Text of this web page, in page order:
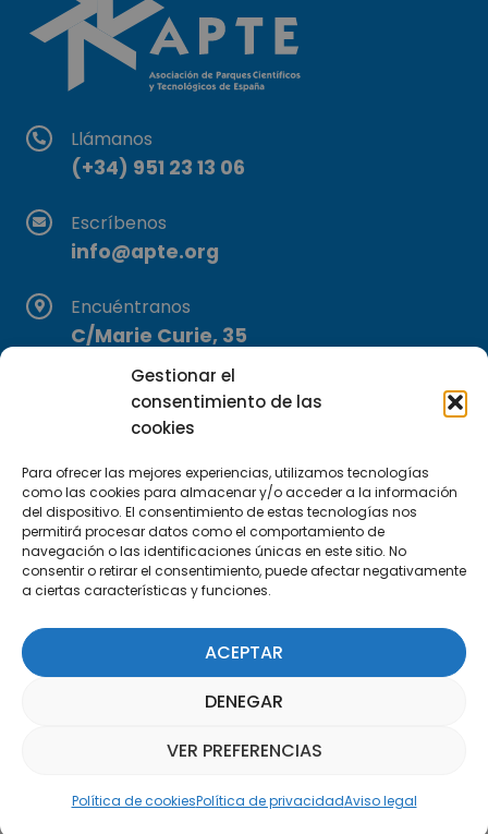
Gestionar el
consentimiento de las
cookies
Para ofrecer las mejores experiencias, utilizamos tecnologías
como las cookies para almacenar y/o acceder a la información
del dispositivo. El consentimiento de estas tecnologías nos
permitirá procesar datos como el comportamiento de
navegación o las identificaciones únicas en este sitio. No
consentir o retirar el consentimiento, puede afectar negativamente
a ciertas características y funciones.
ACEPTAR
DENEGAR
VER PREFERENCIAS
Política de cookiesPolítica de privacidadAviso legal
Llámanos
(+34) 951 23 13 06
Escríbenos
info@apte.org
Encuéntranos
C/Marie Curie, 35
29590 Campanillas, Málaga
Suscríbete a nuestra Newsletter
SUSCRÍBETE AQUÍ